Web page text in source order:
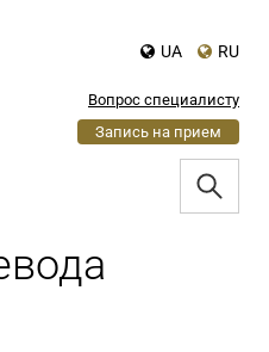
UA RU
Вопрос специалисту
Запись на прием